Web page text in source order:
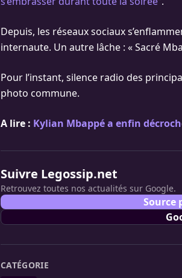
Depuis, les réseaux sociaux
internaute. Un autre lâche : « Sacré
Pour l’instant, silence radio des
photo commune.
A lire : Kylian Mbappé a enfin
Suivre Legossip.net
Retrouvez toutes nos actualités sur Google.
Source
CATÉGORIE